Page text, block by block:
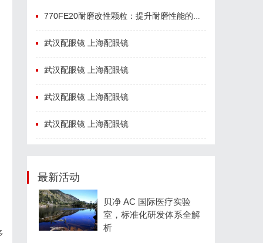
770FE20耐磨改性颗粒：提升耐磨性能的革命性材料
武汉配眼镜 上海配眼镜
武汉配眼镜 上海配眼镜
武汉配眼镜 上海配眼镜
武汉配眼镜 上海配眼镜
最新活动
贝净 AC 国际医疗实验
室，标准化研发体系全解
析